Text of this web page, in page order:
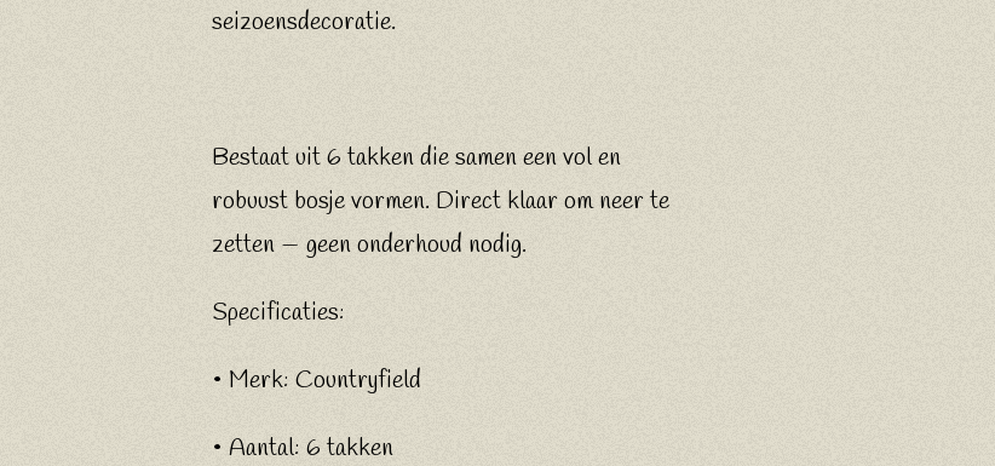
seizoensdecoratie.
Bestaat uit 6 takken die samen een vol en
robuust bosje vormen. Direct klaar om neer te
zetten — geen onderhoud nodig.
Specificaties:
• Merk: Countryfield
• Aantal: 6 takken